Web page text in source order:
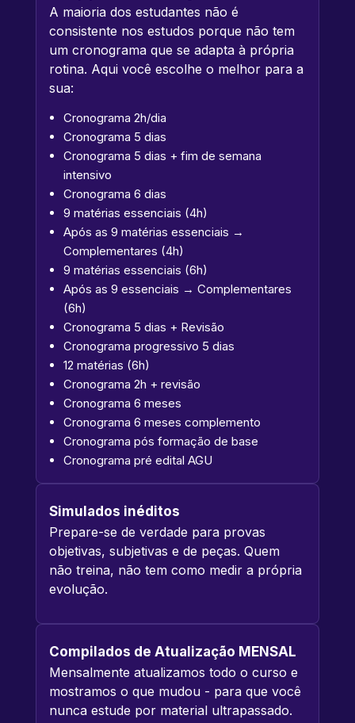
A maioria dos estudantes não é
consistente nos estudos porque não tem
um cronograma que se adapta à própria
rotina. Aqui você escolhe o melhor para a
sua:
Cronograma 2h/dia
Cronograma 5 dias
Cronograma 5 dias + fim de semana
intensivo
Cronograma 6 dias
9 matérias essenciais (4h)
Após as 9 matérias essenciais →
Complementares (4h)
9 matérias essenciais (6h)
Após as 9 essenciais → Complementares
(6h)
Cronograma 5 dias + Revisão
Cronograma progressivo 5 dias
12 matérias (6h)
Cronograma 2h + revisão
Cronograma 6 meses
Cronograma 6 meses complemento
Cronograma pós formação de base
Cronograma pré edital AGU
Simulados inéditos
Prepare-se de verdade para provas
objetivas, subjetivas e de peças. Quem
não treina, não tem como medir a própria
evolução.
Compilados de Atualização MENSAL
Mensalmente atualizamos todo o curso e
mostramos o que mudou - para que você
nunca estude por material ultrapassado.